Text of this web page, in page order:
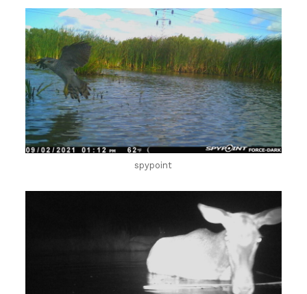
spypoint